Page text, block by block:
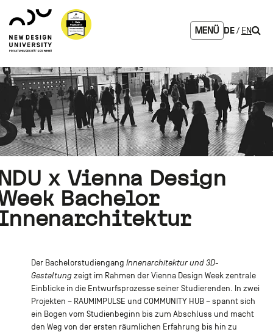
Inhalt
Hauptnavigation
Footernavigation
Logo
NDU
verlinkt
zur
Startseite
MENÜ DE EN
x Vienna Design
Bachelor
Der Bachelorstudiengang Innenarchitektur und 3D-
Gestaltungzeigt im Rahmen der Vienna Design Week zentrale
Einblicke in die Entwurfsprozesse seiner Studierenden. In zwei
Projekten – RAUMIMPULSE und COMMUNITY HUB – spannt sich
ein Bogen vom Studienbeginn bis zum Abschluss und macht
den Weg von der ersten räumlichen Erfahrung bis hin zu